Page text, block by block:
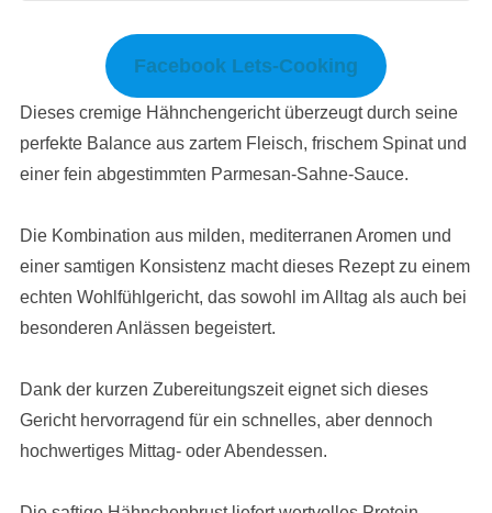
Facebook Lets-Cooking
Dieses cremige Hähnchengericht überzeugt durch seine
perfekte Balance aus zartem Fleisch, frischem Spinat und
einer fein abgestimmten Parmesan-Sahne-Sauce.
Die Kombination aus milden, mediterranen Aromen und
einer samtigen Konsistenz macht dieses Rezept zu einem
echten Wohlfühlgericht, das sowohl im Alltag als auch bei
besonderen Anlässen begeistert.
Dank der kurzen Zubereitungszeit eignet sich dieses
Gericht hervorragend für ein schnelles, aber dennoch
hochwertiges Mittag- oder Abendessen.